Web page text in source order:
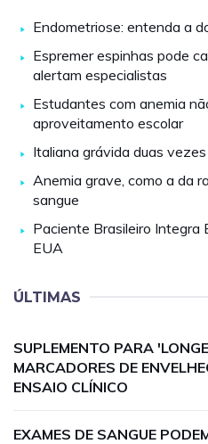
Endometriose: entenda a
Espremer espinhas pode
alertam especialistas
Estudantes com anemia
aproveitamento escolar
Italiana grávida duas
Anemia grave, como a da
sangue
Paciente Brasileiro Integra
EUA
ÚLTIMAS
SUPLEMENTO PARA
MARCADORES DE
ENSAIO CLÍNICO
EXAMES DE SANGUE